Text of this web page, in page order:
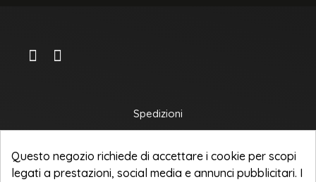
Spedizioni
Termini e condizioni d'uso
Questo negozio richiede di accettare i cookie per scopi
legati a prestazioni, social media e annunci pubblicitari. I